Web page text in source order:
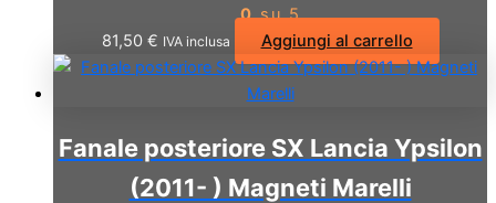
0su 5
81,50 € IVA inclusa Aggiungi al carrello
Fanale posteriore SX Lancia Ypsilon
(2011- ) Magneti Marelli